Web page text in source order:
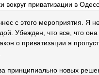
с этого мероприятия. Я
Убежден, что все, что
о приватизации я
принципиально новых